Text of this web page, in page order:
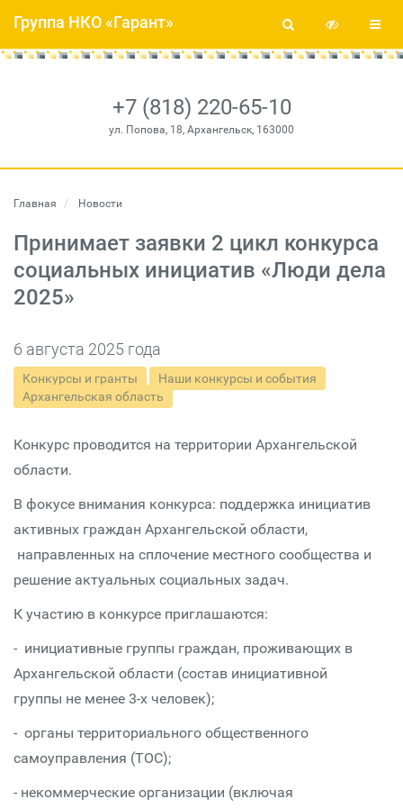
+7 (818) 220-65-10
ул. Попова, 18, Архангельск, 163000
Группа НКО «Гарант»
Главная Новости
Принимает заявки 2 цикл конкурса
социальных инициатив «Люди дела
2025»
6 августа 2025 года
Конкурсы и гранты
Наши конкурсы и события
Архангельская область
Конкурс проводится на территории Архангельской
области.
В фокусе внимания конкурса: поддержка инициатив
активных граждан Архангельской области,
направленных на сплочение местного сообщества и
решение актуальных социальных задач.
К участию в конкурсе приглашаются:
- инициативные группы граждан, проживающих в
Архангельской области (состав инициативной
группы не менее 3-х человек);
- органы территориального общественного
самоуправления (ТОС);
- некоммерческие организации (включая